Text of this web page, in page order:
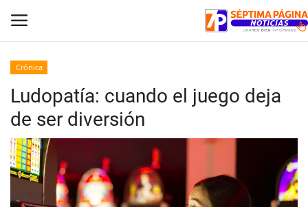
Inicio
Crónica
Policial
Tribunales
Crónica
Ludopatía: cuando el juego deja
de ser diversión